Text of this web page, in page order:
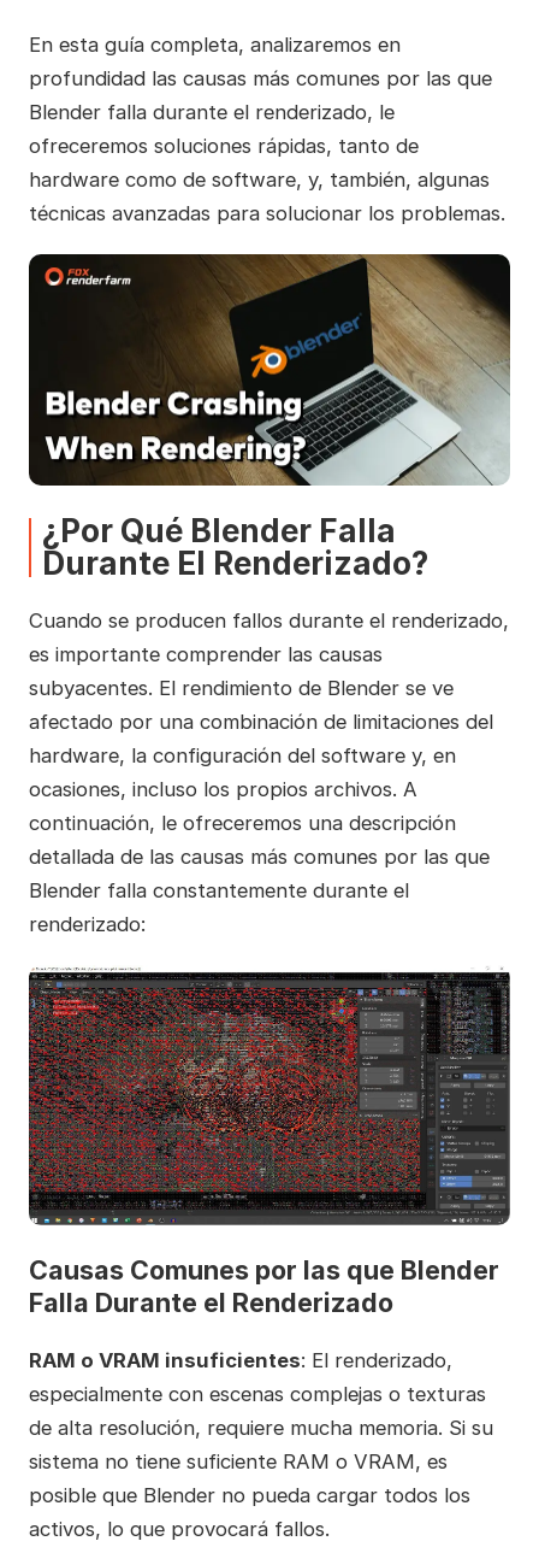
En esta guía completa, analizaremos en
profundidad las causas más comunes por las que
Blender falla durante el renderizado, le
ofreceremos soluciones rápidas, tanto de
hardware como de software, y, también, algunas
técnicas avanzadas para solucionar los problemas.
¿Por Qué Blender Falla
Durante El Renderizado?
Cuando se producen fallos durante el renderizado,
es importante comprender las causas
subyacentes. El rendimiento de Blender se ve
afectado por una combinación de limitaciones del
hardware, la configuración del software y, en
ocasiones, incluso los propios archivos. A
continuación, le ofreceremos una descripción
detallada de las causas más comunes por las que
Blender falla constantemente durante el
renderizado:
Causas Comunes por las que Blender
Falla Durante el Renderizado
RAM o VRAM insuficientes: El renderizado,
especialmente con escenas complejas o texturas
de alta resolución, requiere mucha memoria. Si su
sistema no tiene suficiente RAM o VRAM, es
posible que Blender no pueda cargar todos los
activos, lo que provocará fallos.